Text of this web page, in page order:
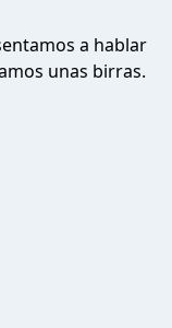
a hablar
unas birras.